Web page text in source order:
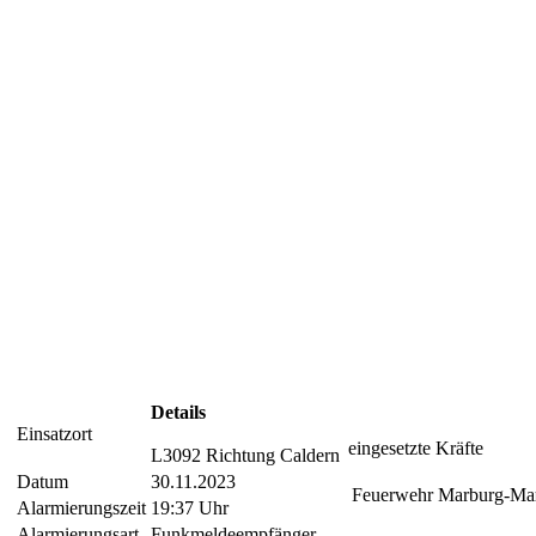
Einsatzort
Details
L3092 Richtung Caldern
Datum
30.11.2023
Alarmierungszeit 19:37 Uhr
eingesetzte Kräfte
Feuerwehr Marburg-